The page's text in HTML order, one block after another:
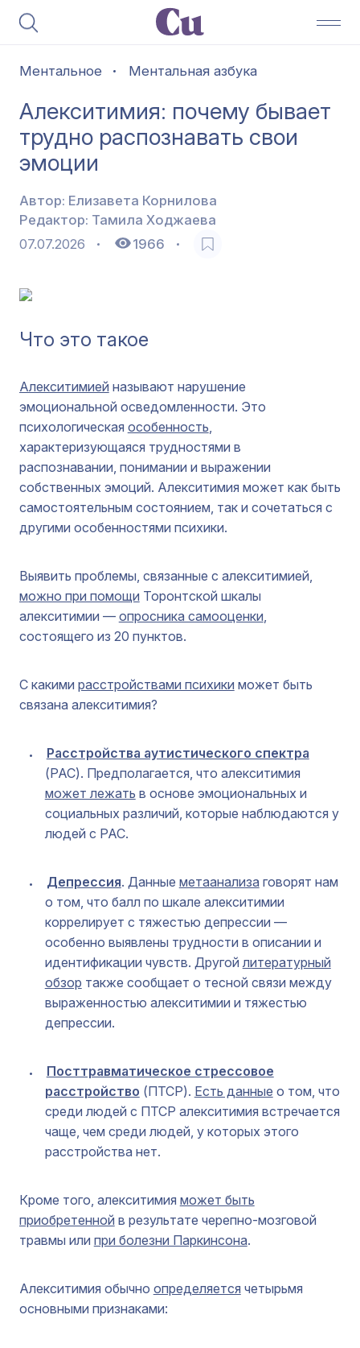
Ментальное Ментальная азбука
Алекситимия: почему бывает
трудно распознавать свои
эмоции
Автор: Елизавета Корнилова
Редактор: Тамила Ходжаева
07.07.2026
1966
Что это такое
Алекситимией называют нарушение
эмоциональной осведомленности. Это
психологическая особенность,
характеризующаяся трудностями в
распознавании, понимании и выражении
собственных эмоций. Алекситимия может как быть
самостоятельным состоянием, так и сочетаться с
другими особенностями психики.
Выявить проблемы, связанные с алекситимией,
можно при помощи Торонтской шкалы
алекситимии — опросника самооценки,
состоящего из 20 пунктов.
С какими расстройствами психики может быть
связана алекситимия?
Расстройства аутистического спектра
(РАС). Предполагается, что алекситимия
может лежать в основе эмоциональных и
социальных различий, которые наблюдаются у
людей с РАС.
Депрессия. Данные метаанализа говорят нам
о том, что балл по шкале алекситимии
коррелирует с тяжестью депрессии —
особенно выявлены трудности в описании и
идентификации чувств. Другойлитературный
обзор также сообщает о тесной связи между
выраженностью алекситимии и тяжестью
депрессии.
Посттравматическое стрессовое
расстройство (ПТСР). Есть данные о том, что
среди людей с ПТСР алекситимия встречается
чаще, чем среди людей, у которых этого
расстройства нет.
Кроме того, алекситимия может быть
приобретенной в результате черепно-мозговой
травмы или при болезни Паркинсона.
Алекситимия обычно определяется четырьмя
основными признаками: